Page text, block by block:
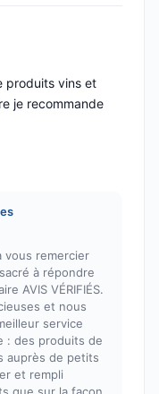
produits vins et
je recommande
vous remercier
à répondre
AVIS VÉRIFIÉS.
et nous
service
: des produits de
auprès de petits
et rempli